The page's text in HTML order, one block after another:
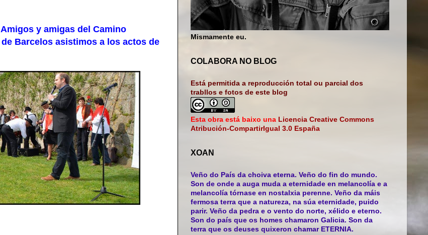
y amigas del Camino
Barcelos asistimos a los actos de
Mismamente eu.
COLABORA NO BLOG
Está permitida a reproducción total ou parcial dos
trabllos e fotos de este blog
Esta obra está baixo una Licencia Creative Commons
Atribución-CompartirIgual 3.0 España
XOAN
Veño do País da choiva eterna. Veño do fin do mundo.
Son de onde a auga muda a eternidade en melancolía e a
melancolía tórnase en nostalxia perenne. Veño da máis
fermosa terra que a natureza, na súa eternidade, puido
parir. Veño da pedra e o vento do norte, xélido e eterno.
Son do país que os homes chamaron Galicia. Son da
terra que os deuses quixeron chamar ETERNIA.